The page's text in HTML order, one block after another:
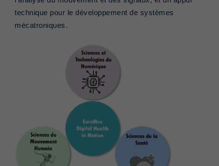
technique pour le développement de systèmes
mécatroniques.